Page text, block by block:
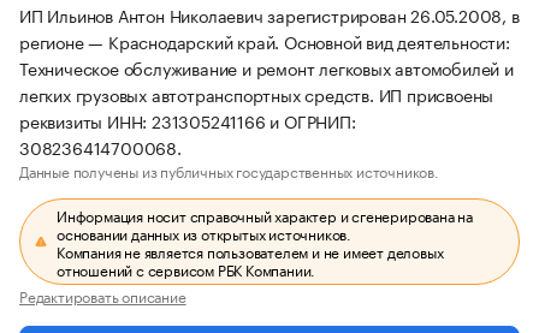
ИП Ильинов Антон Николаевич зарегистрирован 26.05.2008, в
регионе — Краснодарский край. Основной вид деятельности:
Техническое обслуживание и ремонт легковых автомобилей и
легких грузовых автотранспортных средств. ИП присвоены
реквизиты ИНН: 231305241166 и ОГРНИП:
308236414700068.
Данные получены из публичных государственных источников.
Информация носит справочный характер и сгенерирована на
основании данных из открытых источников.
Компания не является пользователем и не имеет деловых
отношений с сервисом РБК Компании.
Редактировать описание